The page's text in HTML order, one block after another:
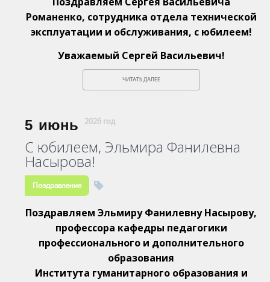
Романенко, сотрудника отдела технической
эксплуатации и обслуживания, с юбилеем!
Уважаемый Сергей Васильевич!
ЧИТАТЬ ДАЛЕЕ
5 июнь 2026 год
С юбилеем, Эльмира Фанилевна
Насырова!
Поздравление
Поздравляем Эльмиру Фанилевну Насырову,
профессора кафедры педагогики
профессионального и дополнительного
образования
Института гуманитарного образования и